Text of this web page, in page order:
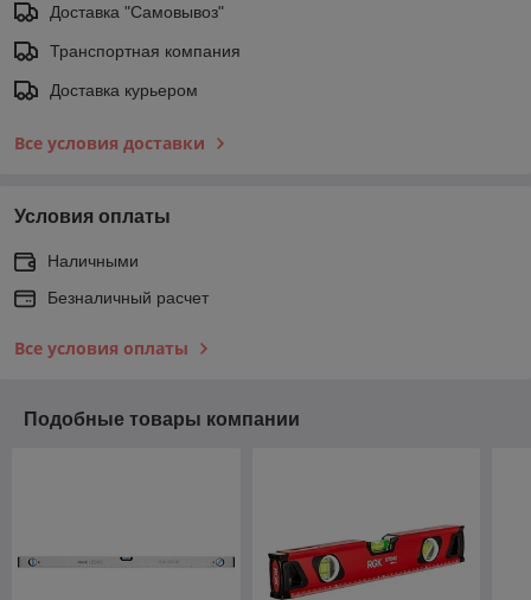
Доставка "Самовывоз"
Транспортная компания
Доставка курьером
Все условия доставки
Условия оплаты
Наличными
Безналичный расчет
Все условия оплаты
Подобные товары компании